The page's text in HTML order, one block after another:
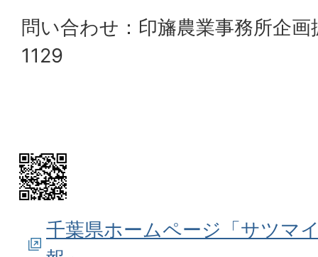
問い合わせ：印旛農業事務所企
1129
千葉県ホームページ「サツマ